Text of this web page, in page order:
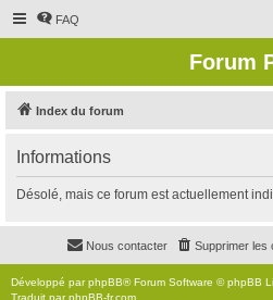
FAQ
Forum
Index du forum
Informations
Désolé, mais ce forum est actuellement
Supprimer les
Nous contacter
Développé parphpBB® Forum Software © phpBB
Traduit parphpBB-fr.com